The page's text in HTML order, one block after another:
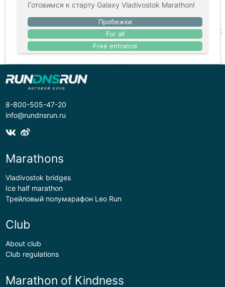
Готовимся к старту Galaxy Vladivostok Marathon!
Пробежки
For all
Free entrance
8-800-505-47-20
info@rundnsrun.ru
Marathons
Vladivostok bridges
Ice half marathon
Трейловый полумарафон Leo Run
Club
About club
Club regulations
Marathon of Kindness